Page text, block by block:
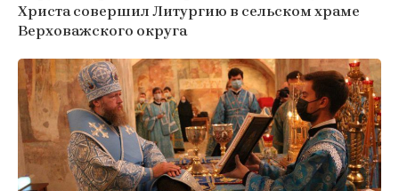
Христа совершил Литургию в сельском храме
Верховажского округа